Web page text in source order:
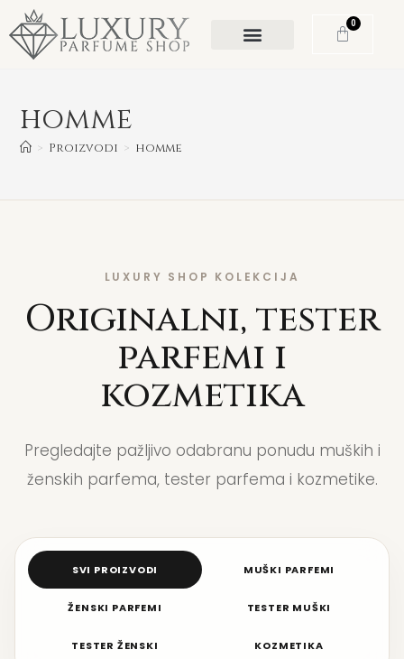
0
homme
> Proizvodi > homme
LUXURY SHOP KOLEKCIJA
Originalni, tester
parfemi i
kozmetika
Pregledajte pažljivo odabranu ponudu muških i
ženskih parfema, tester parfema i kozmetike.
SVI PROIZVODI MUŠKI PARFEMI
ŽENSKI PARFEMI TESTER MUŠKI
TESTER ŽENSKI KOZMETIKA